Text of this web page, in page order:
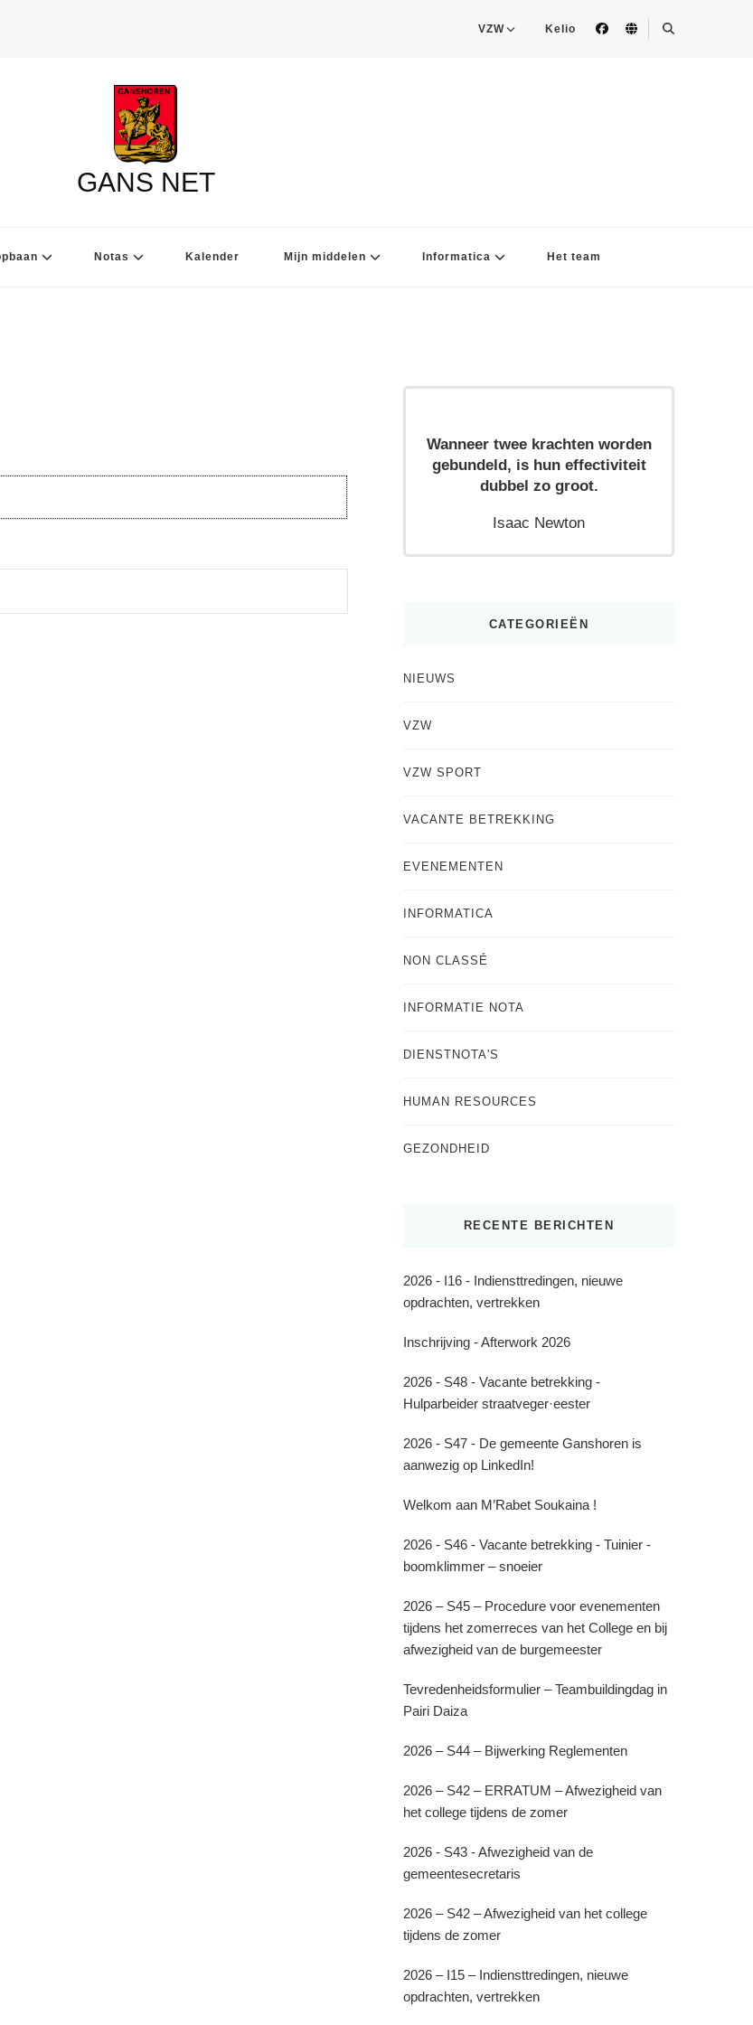
VZW Kelio
GANS NET
Notas Kalender Mijn middelen Informatica Het team
Wanneer twee krachten worden
gebundeld, is hun effectiviteit
dubbel zo groot.
Isaac Newton
CATEGORIEËN
NIEUWS
VZW
VZW SPORT
VACANTE BETREKKING
EVENEMENTEN
INFORMATICA
NON CLASSÉ
INFORMATIE NOTA
DIENSTNOTA'S
HUMAN RESOURCES
GEZONDHEID
RECENTE BERICHTEN
2026 - I16 - Indiensttredingen, nieuwe
opdrachten, vertrekken
Inschrijving - Afterwork 2026
2026 - S48 - Vacante betrekking -
Hulparbeider straatveger·eester
2026 - S47 - De gemeente Ganshoren is
aanwezig op LinkedIn!
Welkom aan M’Rabet Soukaina !
2026 - S46 - Vacante betrekking - Tuinier -
boomklimmer – snoeier
2026 – S45 – Procedure voor evenementen
tijdens het zomerreces van het College en bij
afwezigheid van de burgemeester
Tevredenheidsformulier – Teambuildingdag in
Pairi Daiza
2026 – S44 – Bijwerking Reglementen
2026 – S42 – ERRATUM – Afwezigheid van
het college tijdens de zomer
2026 - S43 - Afwezigheid van de
gemeentesecretaris
2026 – S42 – Afwezigheid van het college
tijdens de zomer
2026 – I15 – Indiensttredingen, nieuwe
opdrachten, vertrekken